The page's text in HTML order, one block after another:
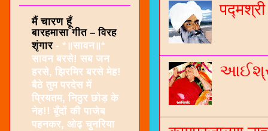
मैं चारण हूँ
बारहमासा गीत – विरह
शृंगार - *॥सावन॥*
सावन बरसे! सब जन
हरसे, झिरमिर बरसे मेह!
बैठे तुम परदेस में
प्रियतम, निठुर छोड़ के
नेह!! बूँदों की पाजेब
पहनकर, ओढ़ चुनरिया